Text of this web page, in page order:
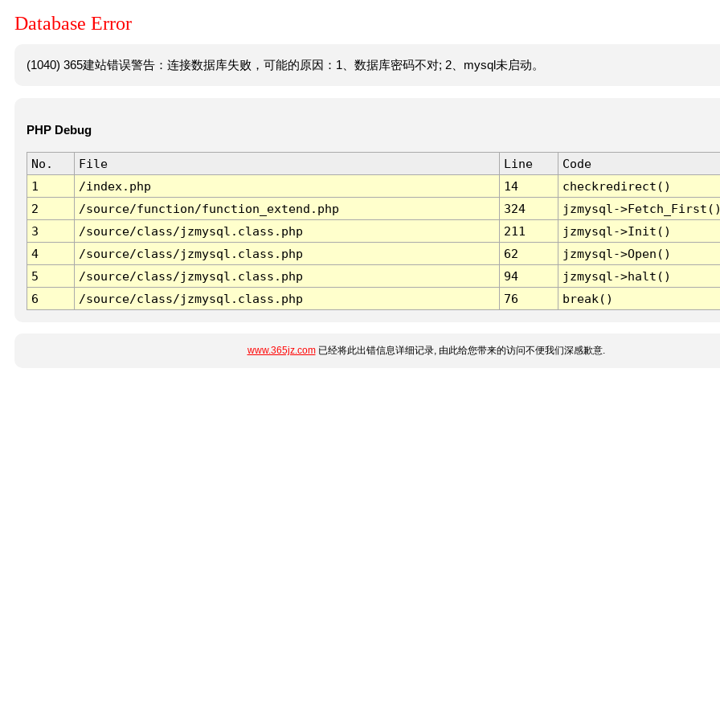
Database Error
(1040) 365建站错误警告：连接数据库失败，可能的原因：1、数据库密码不对; 2、mysql未启动。
PHP Debug
No. File Line
Code
1
/index.php 14
checkredirect()
2
/source/function/function_extend.php 324
jzmysql-
3
/source/class/jzmysql.class.php 211
jzmysql->Init()
4
/source/class/jzmysql.class.php 62
jzmysql->Open()
5
/source/class/jzmysql.class.php 94
jzmysql->halt()
6
/source/class/jzmysql.class.php 76 break()
www.365jz.com已经将此出错信息详细记录, 由此给您带来的访问不便我们深感歉意.